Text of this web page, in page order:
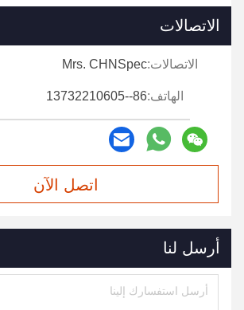
الاتصالات
الاتصالات:Mrs. CHNSpec
الهاتف:86--13732210605
اتصل الآن
أرسل لنا